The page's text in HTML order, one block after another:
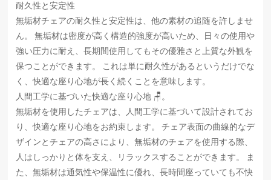
耐久性と安定性
無垢材チェアの耐久性と安定性は、他の素材の追随を許しませ
ん。 無垢材は密度が高く構造的強度が高いため、日々の使用や
強い圧力に耐え、長期間使用してもその優雅さと上質な外観を
保つことができます。 これは単に耐久性があるというだけでな
く、快適な座り心地が長く続くことを意味します。
人間工学に基づいた快適な座り心地 🪑。
無垢材を使用したチェアは、人間工学に基づいて設計されてお
り、快適な座り心地をお約束します。 チェア表面の曲線的なデ
ザインとチェアの高さにより、無垢材のチェアを使用する際、
人はしっかりと体を支え、リラックスすることができます。 ま
た、無垢材は通気性や保温性に優れ、長時間座っていても不快